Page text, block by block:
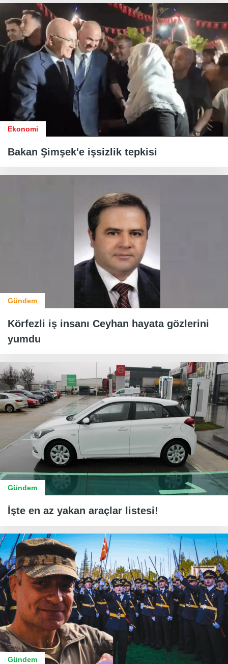
Ekonomi
Bakan Şimşek'e işsizlik tepkisi
Gündem
Körfezli iş insanı Ceyhan hayata gözlerini
yumdu
Gündem
İşte en az yakan araçlar listesi!
Gündem